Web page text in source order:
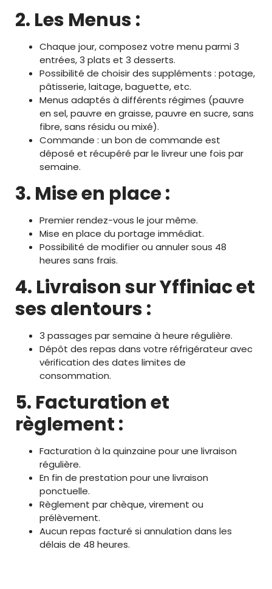
2. Les Menus :
Chaque jour, composez votre menu parmi 3
entrées, 3 plats et 3 desserts.
Possibilité de choisir des suppléments : potage,
pâtisserie, laitage, baguette, etc.
Menus adaptés à différents régimes (pauvre
en sel, pauvre en graisse, pauvre en sucre, sans
fibre, sans résidu ou mixé).
Commande : un bon de commande est
déposé et récupéré par le livreur une fois par
semaine.
3. Mise en place :
Premier rendez-vous le jour même.
Mise en place du portage immédiat.
Possibilité de modifier ou annuler sous 48
heures sans frais.
4. Livraison sur Yffiniac et
ses alentours :
3 passages par semaine à heure régulière.
Dépôt des repas dans votre réfrigérateur avec
vérification des dates limites de
consommation.
5. Facturation et
règlement :
Facturation à la quinzaine pour une livraison
régulière.
En fin de prestation pour une livraison
ponctuelle.
Règlement par chèque, virement ou
prélèvement.
Aucun repas facturé si annulation dans les
délais de 48 heures.